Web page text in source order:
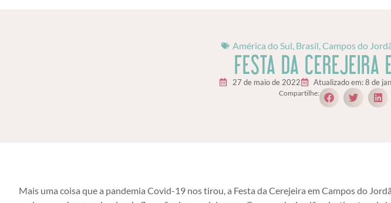
América do Sul Brasil Campos do
FESTA DA CEREJEIRA
27 de maio de 2022 Atualizado em: 8 de
Compartilhe:
Mais uma coisa que a pandemia Covid-19 nos tirou, a Festa da Cerejeira em Campos do